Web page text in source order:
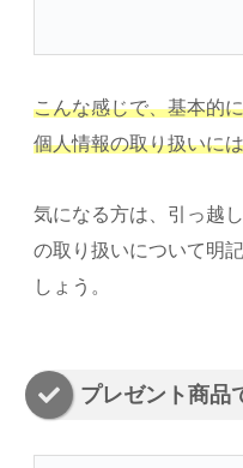
こんな感じで、基本的
個人情報の取り扱いに
気になる方は、引っ越
の取り扱いについて明
しょう。
プレゼント商品